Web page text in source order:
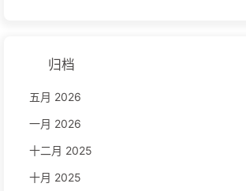
归档
五月 2026
一月 2026
十二月 2025
十月 2025